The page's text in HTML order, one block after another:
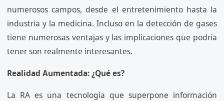
numerosos campos, desde el entretenimiento hasta la
industria y la medicina. Incluso en la detección de gases
tiene numerosas ventajas y las implicaciones que podría
tener son realmente interesantes.
Realidad Aumentada: ¿Qué es?
La RA es una tecnología que superpone información